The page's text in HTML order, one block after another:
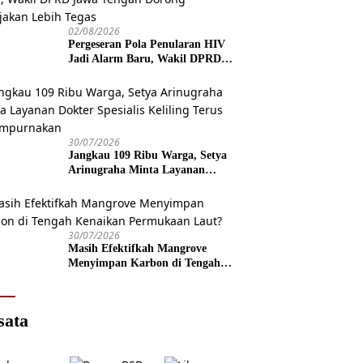
02/08/2026
Pergeseran Pola Penularan HIV
Jadi Alarm Baru, Wakil DPRD
Lebih Tegas
30/07/2026
Jangkau 109 Ribu Warga, Setya
Arinugraha Minta Layanan
Disempurnakan
30/07/2026
Masih Efektifkah Mangrove
Menyimpan Karbon di Tengah